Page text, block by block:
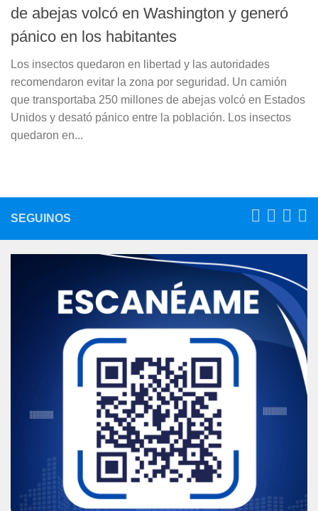
de abejas volcó en Washington y generó
pánico en los habitantes
Los insectos quedaron en libertad y las autoridades
recomendaron evitar la zona por seguridad. Un camión
que transportaba 250 millones de abejas volcó en Estados
Unidos y desató pánico entre la población. Los insectos
quedaron en...
SEGUINOS